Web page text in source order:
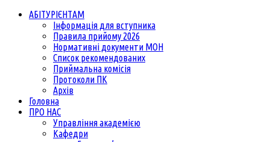
АБІТУРІЄНТАМ
Інформація для вступника
Правила прийому 2026
Нормативні документи МОН
Список рекомендованих
Приймальна комісія
Протоколи ПК
Архів
Головна
ПРО НАС
Управління академією
Кафедри